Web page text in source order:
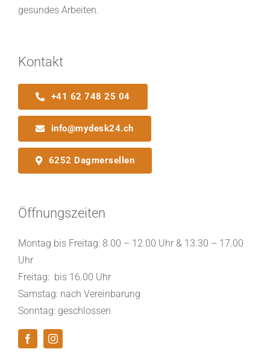
gesundes Arbeiten.
Kontakt
+41 62 748 25 04
info@mydesk24.ch
6252 Dagmersellen
Öffnungszeiten
Montag bis Freitag: 8.00 – 12.00 Uhr & 13.30 – 17.00
Uhr
Freitag: bis 16.00 Uhr
Samstag: nach Vereinbarung
Sonntag: geschlossen